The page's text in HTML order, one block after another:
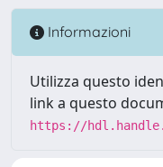
Informazioni
Utilizza questo
link a questo
https://